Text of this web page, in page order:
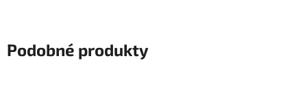
Podobné produkty